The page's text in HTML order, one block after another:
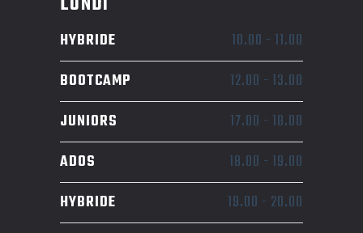
HYBRIDE 10.00 - 11.00
BOOTCAMP
12.00 - 13.00
JUNIORS
17.00 - 18.00
ADOS
18.00 - 19.00
HYBRIDE
19.00 - 20.00